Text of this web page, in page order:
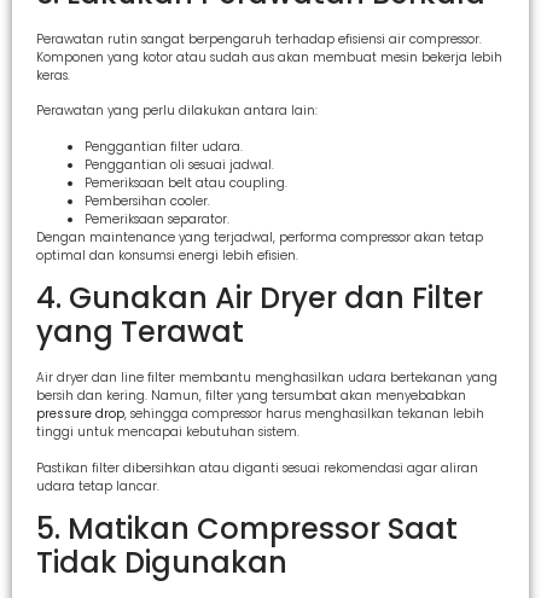
Perawatan rutin sangat berpengaruh terhadap efisiensi air compressor.
Komponen yang kotor atau sudah aus akan membuat mesin bekerja lebih
keras.
Perawatan yang perlu dilakukan antara lain:
Penggantian filter udara.
Penggantian oli sesuai jadwal.
Pemeriksaan belt atau coupling.
Pembersihan cooler.
Pemeriksaan separator.
Dengan maintenance yang terjadwal, performa compressor akan tetap
optimal dan konsumsi energi lebih efisien.
4. Gunakan Air Dryer dan Filter
yang Terawat
Air dryer dan line filter membantu menghasilkan udara bertekanan yang
bersih dan kering. Namun, filter yang tersumbat akan menyebabkan
pressure drop, sehingga compressor harus menghasilkan tekanan lebih
tinggi untuk mencapai kebutuhan sistem.
Pastikan filter dibersihkan atau diganti sesuai rekomendasi agar aliran
udara tetap lancar.
5. Matikan Compressor Saat
Tidak Digunakan